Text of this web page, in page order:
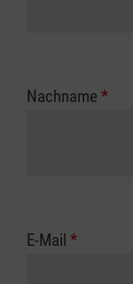
Nachname *
E-Mail *